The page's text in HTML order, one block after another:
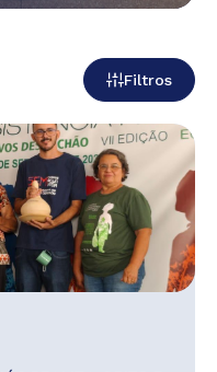
Filtros